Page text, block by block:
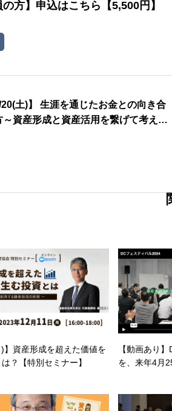
の方】申込はこちら【5,500円】
20(土)】 生涯を通じたお金との向き合
～資産形成と資産活用を繋げて考える
)】資産形成を超えた価値を
？【特別セミナー】
【動画あり
を、来年4月